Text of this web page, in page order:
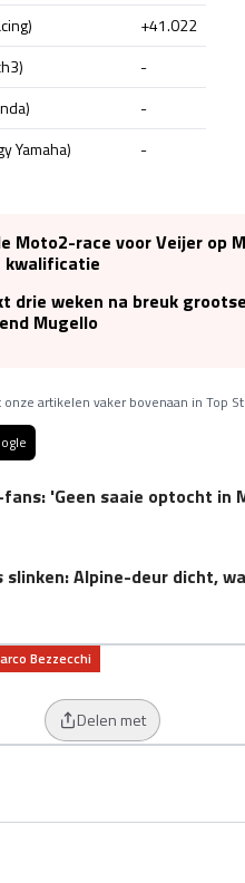
+41.022
-
-
Yamaha) -
Moto2-race voor Veijer op
kwalificatie
drie weken na breuk
Mugello
artikelen vaker bovenaan in Top
'Geen saaie optocht in
Alpine-deur dicht,
Bezzecchi
Delen met